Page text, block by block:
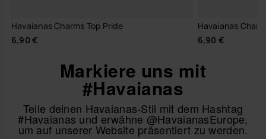
Havaianas Charms Top Pride
6,90 €
Havaianas
6,90 €
Markiere uns mit
#Havaianas
Teile deinen Havaianas-Stil mit dem Hashtag
#Havaianas und erwähne @HavaianasEurope,
um auf unserer Website präsentiert zu werden.